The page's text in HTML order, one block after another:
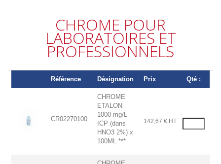
CHROME POUR
LABORATOIRES ET
PROFESSIONNELS
Référence Désignation Prix Qté :
CR02270100
CHROME
ETALON
1000 mg/L
ICP (dans
HNO3 2%) x
100ML ***
142,67 € HT